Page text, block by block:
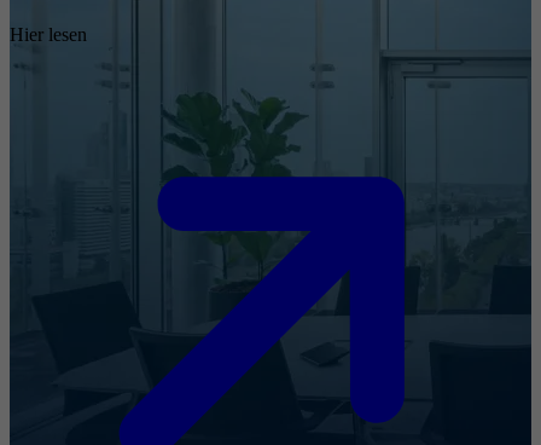
Hier lesen